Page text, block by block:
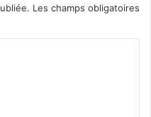
Les champs obligatoires